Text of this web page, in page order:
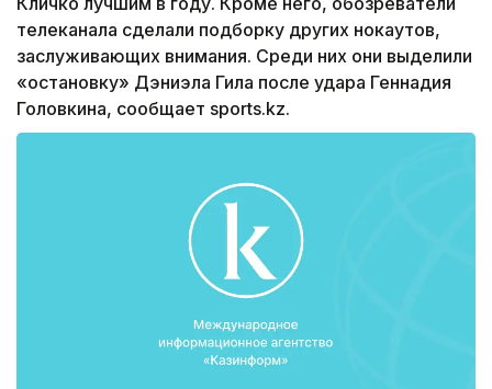
телеканала сделали подборку других нокаутов,
заслуживающих внимания. Среди них они выделили
«остановку» Дэниэла Гила после удара Геннадия
Головкина, сообщает sports.kz.